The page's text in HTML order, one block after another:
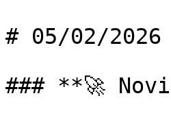
# 05/02/2026
### **🚀